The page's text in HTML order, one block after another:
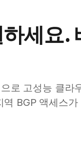
세요.
로 고성능 클라
역 BGP 액세스